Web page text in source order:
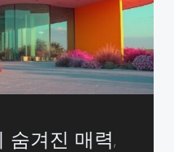
숨겨진 매력,